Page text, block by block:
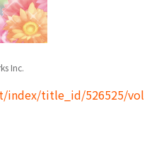
Inc.
title_id/526525/vol